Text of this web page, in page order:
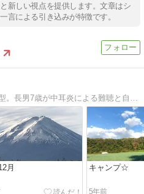
新しい視点を提供します。文章はシ
言による引き込みが特徴です。
長女9歳がADHD不注意優勢型。長男7歳が中耳炎による難聴と自閉症スペクトラム。次男は4歳年少で知的障害を伴う自閉症スペクトラム。
月 キャンプ☆
5年前